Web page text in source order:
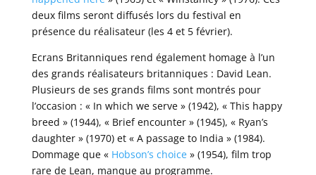
deux films seront diffusés lors du festival en
présence du réalisateur (les 4 et 5 février).
Ecrans Britanniques rend également homage à l’un
des grands réalisateurs britanniques : David Lean.
Plusieurs de ses grands films sont montrés pour
l’occasion : « In which we serve » (1942), « This happy
breed » (1944), « Brief encounter » (1945), « Ryan’s
daughter » (1970) et « A passage to India » (1984).
Dommage que « Hobson’s choice» (1954), film trop
rare de Lean, manque au programme.